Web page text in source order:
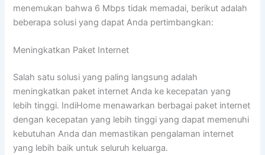
menemukan bahwa 6 Mbps tidak memadai, berikut adalah
beberapa solusi yang dapat Anda pertimbangkan:
Meningkatkan Paket Internet
Salah satu solusi yang paling langsung adalah
meningkatkan paket internet Anda ke kecepatan yang
lebih tinggi. IndiHome menawarkan berbagai paket internet
dengan kecepatan yang lebih tinggi yang dapat memenuhi
kebutuhan Anda dan memastikan pengalaman internet
yang lebih baik untuk seluruh keluarga.